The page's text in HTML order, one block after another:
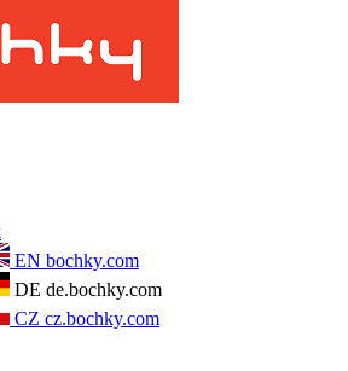
EN bochky.com
DE de.bochky.com
CZ cz.bochky.com